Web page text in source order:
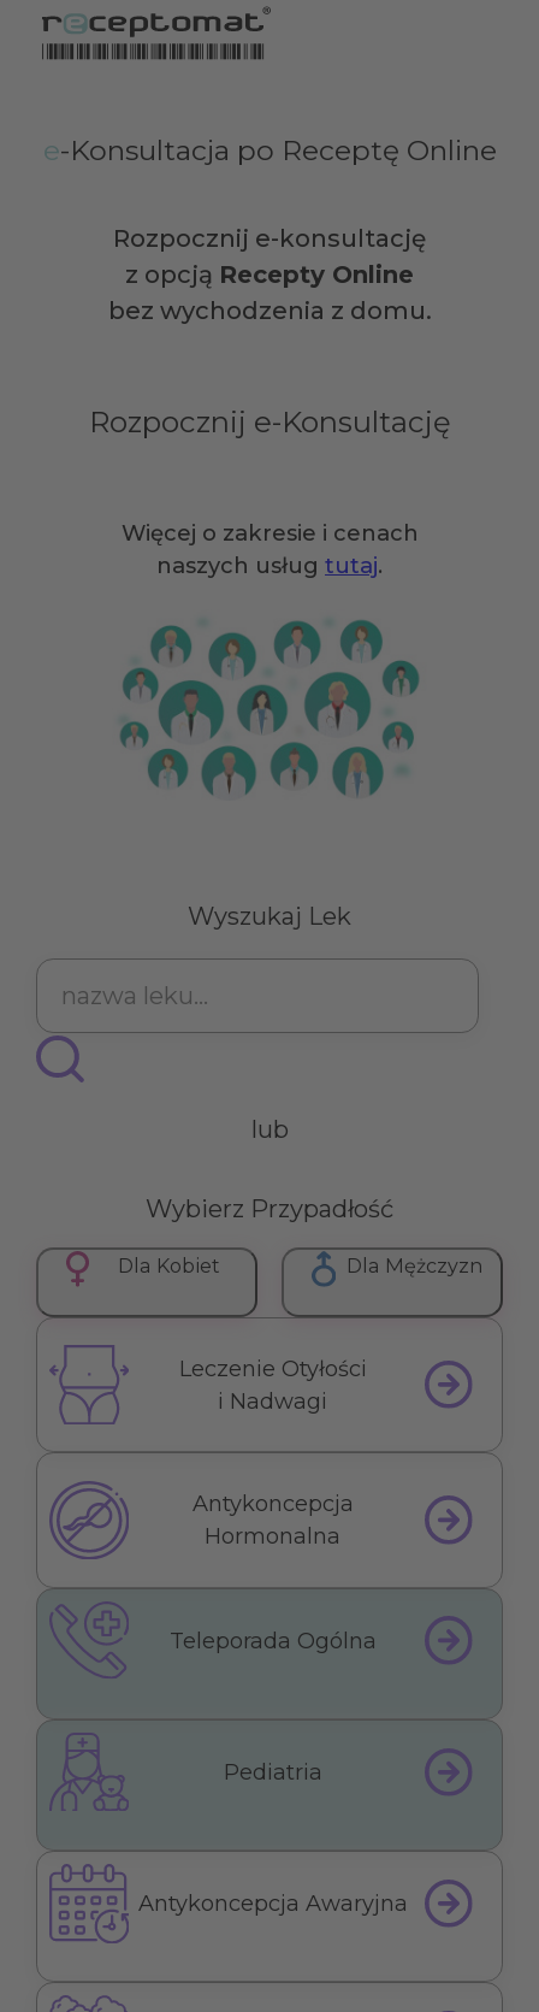
e-Konsultacja po Receptę Online
Rozpocznij e-konsultację
z opcją Recepty Online
bez wychodzenia z domu.
Rozpocznij e-Konsultację
Więcej o zakresie i cenach
naszych usług tutaj.
Wyszukaj Lek
lub
Wybierz Przypadłość
Dla Kobiet Dla Mężczyzn
Leczenie Otyłości
i Nadwagi
Antykoncepcja
Hormonalna
Teleporada Ogólna
Pediatria
Antykoncepcja Awaryjna